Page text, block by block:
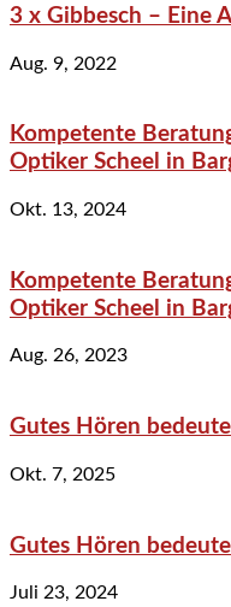
3 x Gibbesch – Eine
Aug. 9, 2022
Kompetente
Optiker Scheel in
Okt. 13, 2024
Kompetente
Optiker Scheel in
Aug. 26, 2023
Gutes Hören
Okt. 7, 2025
Gutes Hören
Juli 23, 2024